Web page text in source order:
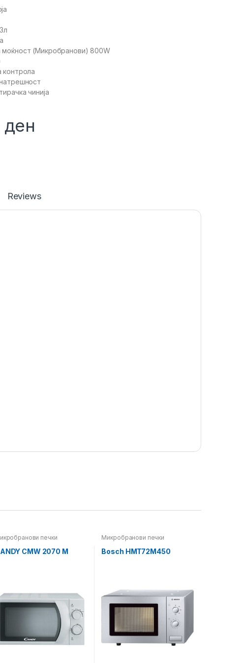
(Микробранови) 800W
контрола
чинија
ден
Reviews
печки
CMW 2070 M
Микробранови печки
Bosch HMT72M450